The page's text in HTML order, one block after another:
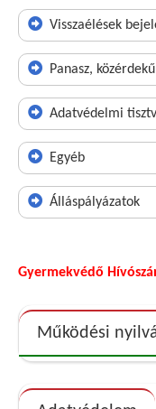
Visszaélések
Panasz,
Adatvédelmi
Egyéb
Álláspályázatok
Gyermekvédő
Működési